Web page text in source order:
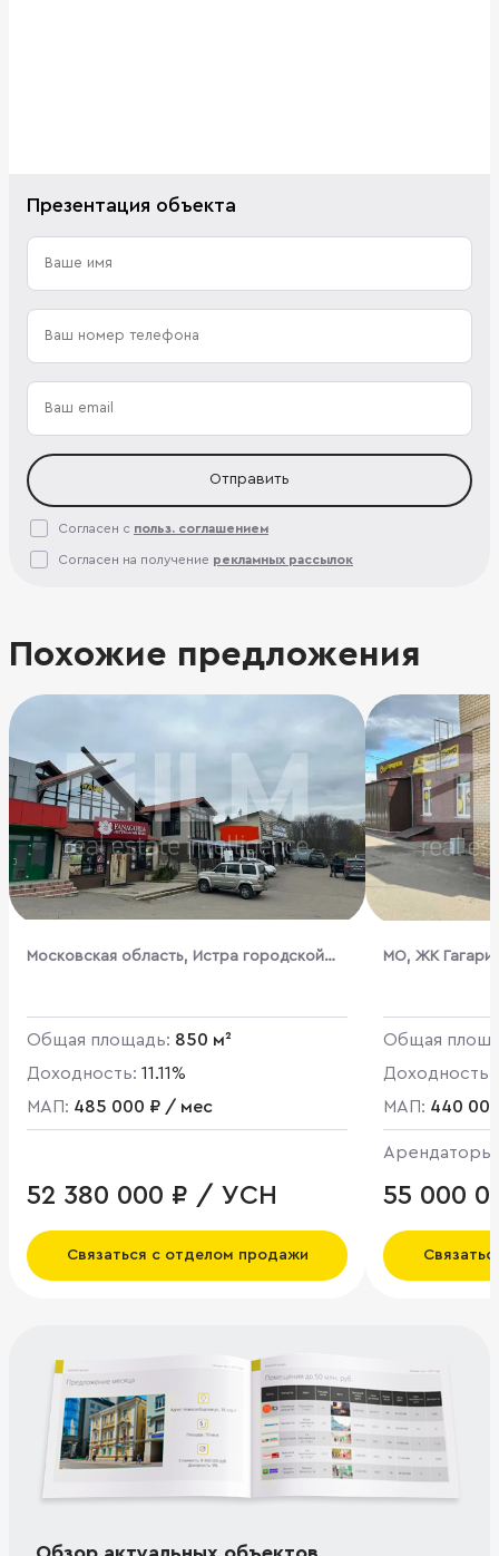
Презентация объекта
Отправить
Согласен с польз. соглашением
Согласен на получение рекламных рассылок
Похожие предложения
Московская область, Истра городской
Общая площадь: 850 м²
Доходность: 11.11%
МАП: 485 000 ₽ / мес
52 380 000 ₽ / УСН
Связаться с отделом продажи
МО, ЖК
Общая
Доходность:
МАП: 440
55 000